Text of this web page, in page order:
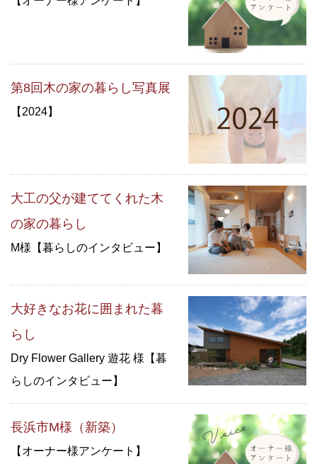
第8回木の家の暮らし写真展
【2024】
大工の父が建ててくれた木
の家の暮らし
M様【暮らしのインタビュー】
大好きなお花に囲まれた暮
らし
Dry Flower Gallery 遊花 様【暮
らしのインタビュー】
長浜市M様（新築）
【オーナー様アンケート】